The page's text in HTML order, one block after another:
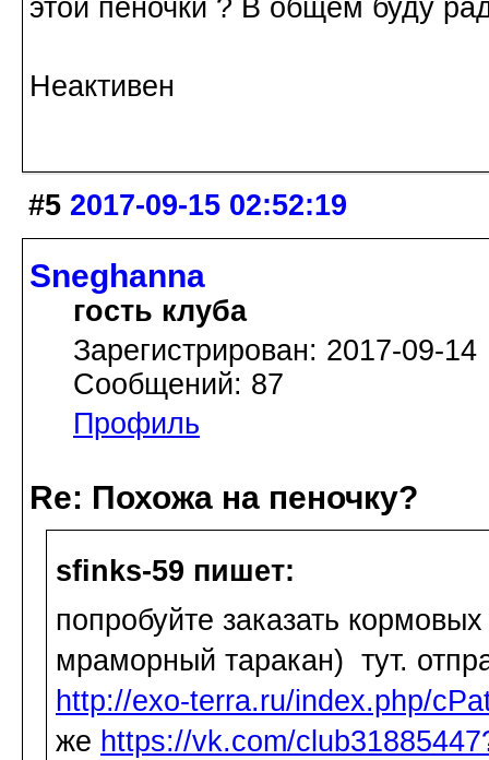
этой пеночки ? В общем буду
Неактивен
#5 2017-09-15 02:52:19
Sneghanna
гость клуба
Зарегистрирован: 2017-09-14
Сообщений: 87
Профиль
Re: Похожа на пеночку?
sfinks-59 пишет:
попробуйте заказать
мраморный таракан) тут.
http://exo-terra.ru/index.php/
же https://vk.com/